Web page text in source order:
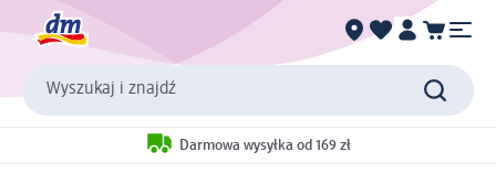
Wyszukaj i znajdź
Darmowa wysyłka od 169 zł